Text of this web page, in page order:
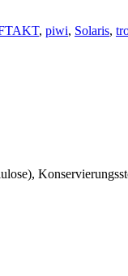
, piwi, Solaris,